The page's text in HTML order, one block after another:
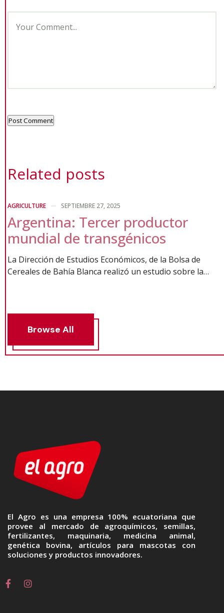
Post Comment
Related posts
AGRICULTURE SEPTIEMBRE 27, 2025
Argentina: Tercer productor
mundial de transgénicos
La Dirección de Estudios Económicos, de la Bolsa de
Cereales de Bahía Blanca realizó un estudio sobre la
mundo unas 175 millones…
Browse All
El Agro es una empresa 100% ecuatoriana que
provee al mercado de agroquímicos, semillas,
fertilizantes, maquinaria, medicina animal,
genética bovina, artículos para mascotas con
soluciones y productos innovadores.